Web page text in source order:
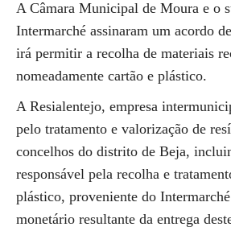
A Câmara Municipal de Moura e o
Intermarché assinaram um acordo
irá permitir a recolha de materiais
nomeadamente cartão e plástico.
A Resialentejo, empresa
pelo tratamento e valorização de
concelhos do distrito de Beja,
responsável pela recolha e
plástico, proveniente do
monetário resultante da entrega